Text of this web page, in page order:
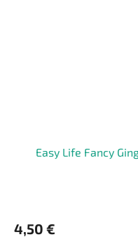
Easy Life Fancy
4,50 €